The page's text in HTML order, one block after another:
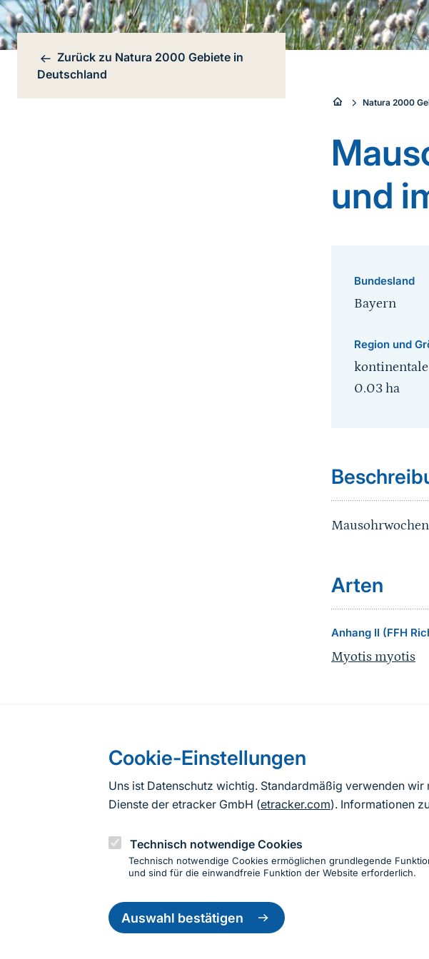
Cookie-Einstellungen
Uns ist Datenschutz wichtig. Standardmäßig verwenden
Dienste der etracker GmbH (etracker.com). Informationen
Technisch notwendige Cookies
Technisch notwendige Cookies ermöglichen grundlegende
und sind für die einwandfreie Funktion der Website erforderlich.
Auswahl bestätigen
Einwilligung
zurückziehen
Bereichsnavigation
Zurück zu Natura 2000 Gebiete in
Deutschland
Sie
sind
hier:
Natura 2000
und
Bundesland
Bayern
Region und
0.03ha
Arten
Anhang II (FFH
Myotis myotis
Nach
2019). Aus
Informationen zur Seite